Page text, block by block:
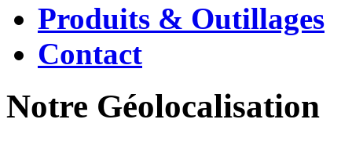
Produits & Outillages
Contact
Notre Géolocalisation